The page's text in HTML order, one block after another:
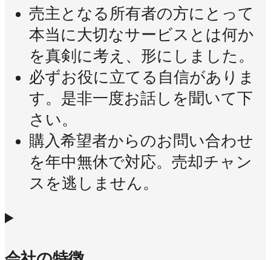
売主となる所有者の方にとって
本当に大切なサービスとは何か
を真剣に考え、形にしました。
必ずお役に立てる自信がありま
す。是非一度お話しを聞いて下
さい。
購入希望者からのお問い合わせ
を年中無休で対応。売却チャン
スを逃しません。